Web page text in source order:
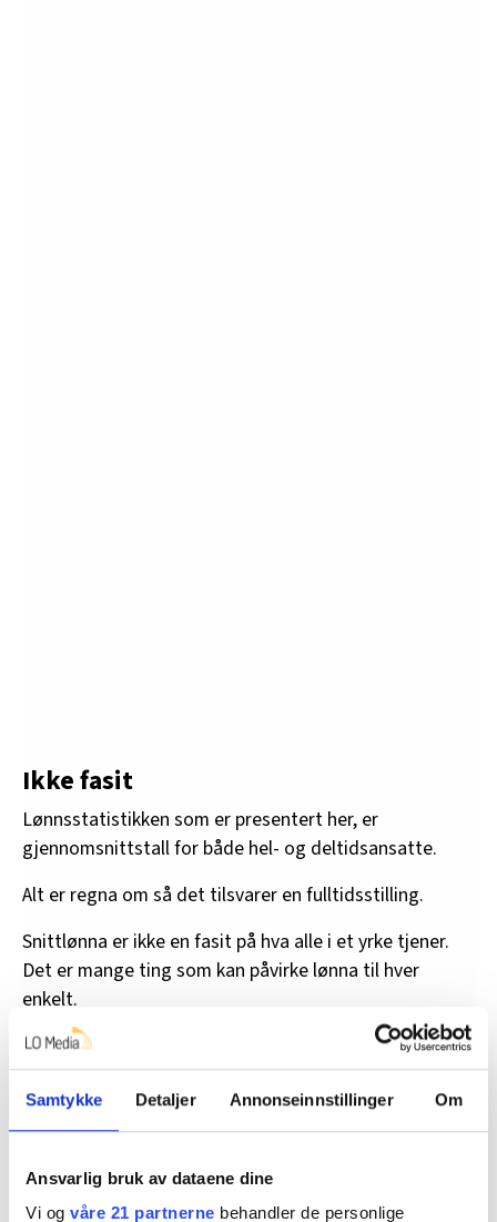
Samtykke Detaljer Annonseinnstillinger Om
Ansvarlig bruk av dataene dine
Vi og våre 21 partnerne behandler de personlige
Ikke fasit
Lønnsstatistikken som er presentert her, er
gjennomsnittstall for både hel- og deltidsansatte.
Alt er regna om så det tilsvarer en fulltidsstilling.
Snittlønna er ikke en fasit på hva alle i et yrke tjener.
Det er mange ting som kan påvirke lønna til hver
enkelt.
For eksempel:
• Om det er
tariffavtale
på arbeidsplassen.
• Hvor lenge man har jobba i yrket.
• Hva slags utdannelse man har.